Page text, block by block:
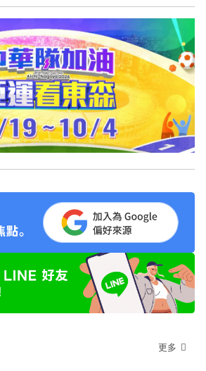
更多